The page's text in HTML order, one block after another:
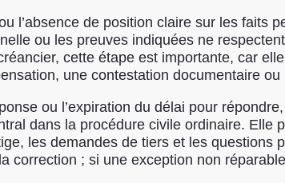
l’absence de position claire sur les
ou les preuves indiquées ne
cette étape est importante, car
une contestation documentaire
ou l’expiration du délai pour
dans la procédure civile ordinaire.
les demandes de tiers et les
correction ; si une exception non